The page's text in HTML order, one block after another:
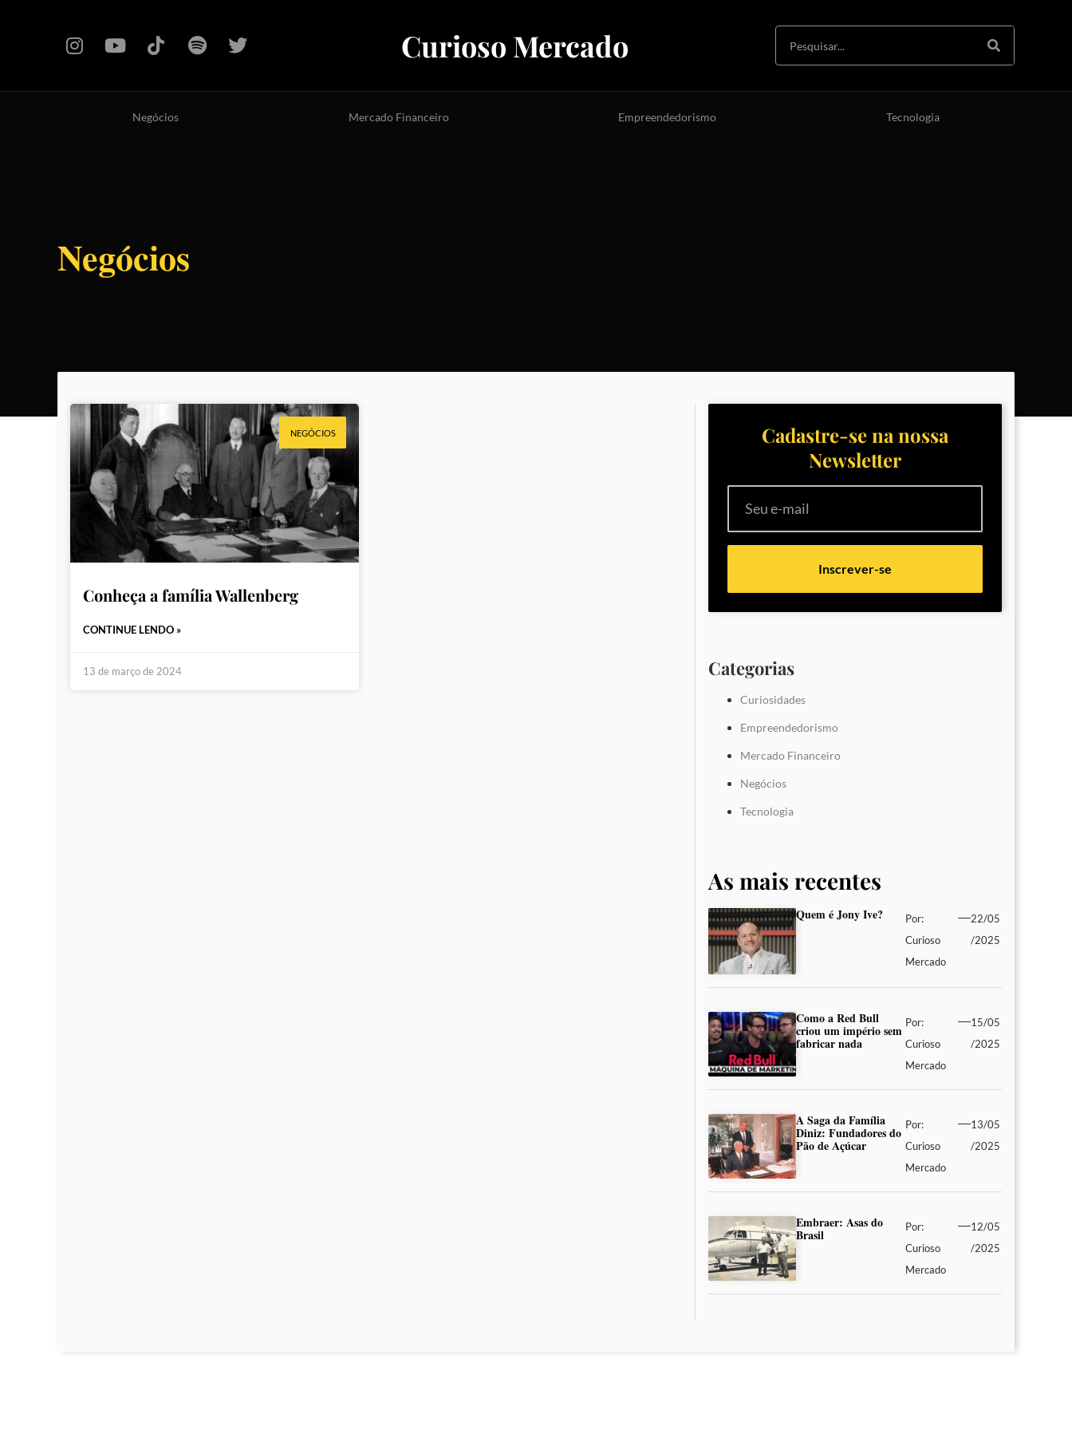
Curioso Mercado
Negócios Mercado Financeiro Empreendedorismo Tecnologia
Negócios
NEGÓCIOS
Conheça a família Wallenberg
CONTINUE LENDO »
13 de março de 2024
Cadastre-se na nossa
Newsletter
Inscrever-se
Categorias
Curiosidades
Empreendedorismo
Mercado Financeiro
Negócios
Tecnologia
As mais recentes
Quem é Jony Ive?
Por:
Curioso
Mercado
22/05
/2025
Como a Red Bull
criou um império sem
fabricar nada
Por:
Curioso
Mercado
15/05
/2025
A Saga da Família
Diniz: Fundadores do
Pão de Açúcar
Por:
Curioso
Mercado
13/05
/2025
Embraer: Asas do
Brasil
Por:
Curioso
Mercado
12/05
/2025